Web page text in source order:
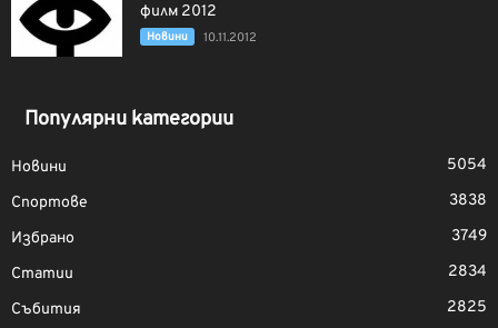
филм 2012
Новини 10.11.2012
Популярни категории
Новини
5054
Спортове
3838
Избрано
3749
Статии
2834
Събития
2825